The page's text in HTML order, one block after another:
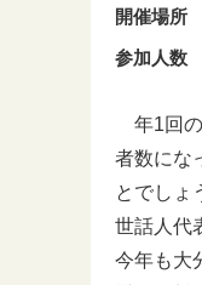
開催場所
参加人数
年1回の
者数にな
とでしょ
世話人代
今年も大